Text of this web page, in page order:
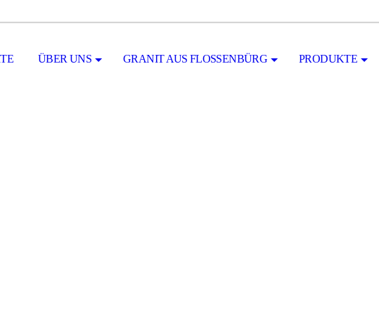
ÜBER UNS GRANIT AUS FLOSSENBÜRG PRODUKTE